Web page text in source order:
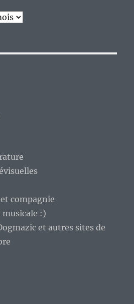
compagnie
musicale :)
et autres sites de